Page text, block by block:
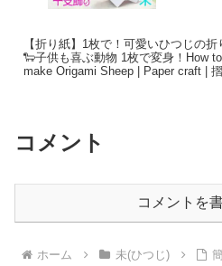
【折り紙】1枚で！可愛いひつじの折
🐑子供も喜ぶ動物 1枚で変身！How to
make Origami Sheep | Paper craft | 摺
コメント
コメントを
ホーム 未(ひつじ)